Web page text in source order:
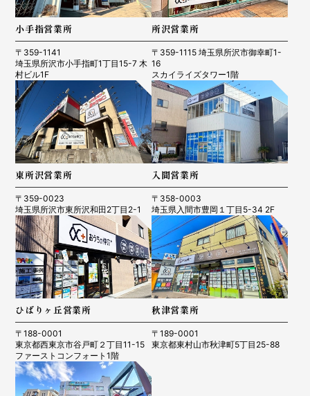
小手指営業所
〒359-1141
埼玉県所沢市小手指町1丁目15-7 木
村ビル1F
所沢営業所
〒359-1115 埼玉県所沢市御幸町1-
16
スカイライズタワー1階
東所沢営業所
〒359-0023
埼玉県所沢市東所沢和田2丁目2-1
入間営業所
〒358-0003
埼玉県入間市豊岡１丁目5-34 2F
ひばりヶ丘営業所
〒188-0001
東京都西東京市谷戸町２丁目11-15
ファーストコンフォート1階
秋津営業所
〒189-0001
東京都東村山市秋津町5丁目25-88